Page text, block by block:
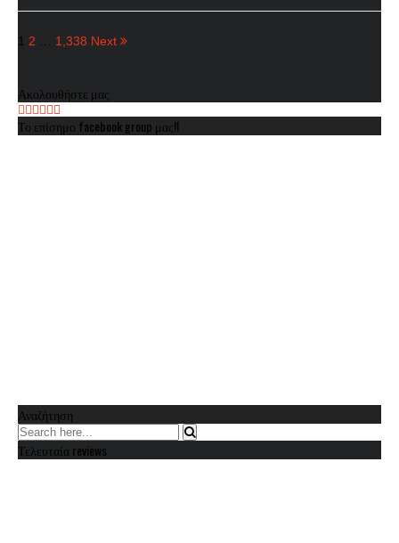
1 2 1,338 Next
Ακολουθήστε μας
Το επίσημο facebook group μας!!
Αναζήτηση
Τελευταία reviews